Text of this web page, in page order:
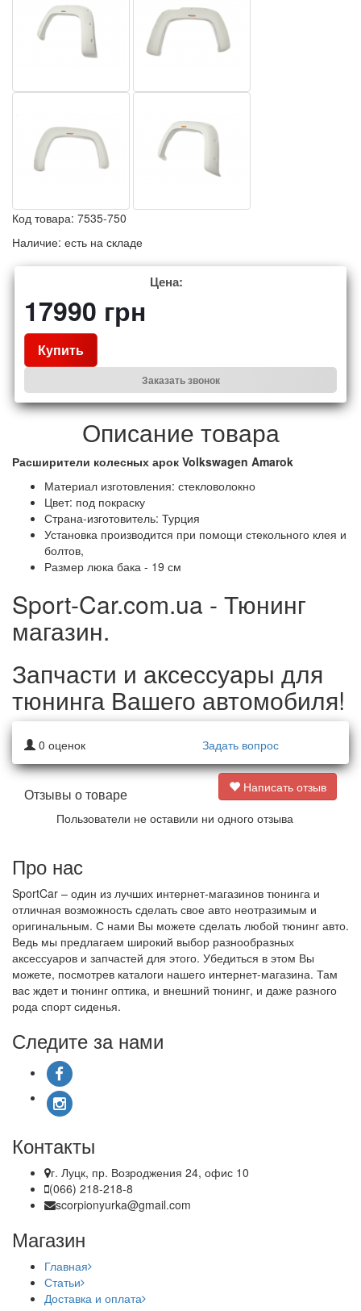
Код товара: 7535-750
Наличие: есть на складе
Цена:
17990 грн
Купить
Заказать звонок
Описание товара
Расширители колесных арок Volkswagen Amarok
Материал изготовления: стекловолокно
Цвет: под покраску
Страна-изготовитель: Турция
Установка производится при помощи стекольного клея и
болтов,
Размер люка бака - 19 см
Sport-Car.com.ua - Тюнинг
магазин.
Запчасти и аксессуары для
тюнинга Вашего автомобиля!
0 оценок Задать вопрос
Отзывы о товаре
Написать отзыв
Пользователи не оставили ни одного отзыва
Про нас
SportCar – один из лучших интернет-магазинов тюнинга и
отличная возможность сделать свое авто неотразимым и
оригинальным. С нами Вы можете сделать любой тюнинг авто.
Ведь мы предлагаем широкий выбор разнообразных
аксессуаров и запчастей для этого. Убедиться в этом Вы
можете, посмотрев каталоги нашего интернет-магазина. Там
вас ждет и тюнинг оптика, и внешний тюнинг, и даже разного
рода спорт сиденья.
Следите за нами
Контакты
г. Луцк, пр. Возроджения 24, офис 10
(066) 218-218-8
scorpionyurka@gmail.com
Магазин
Главная
Статьи
Доставка и оплата